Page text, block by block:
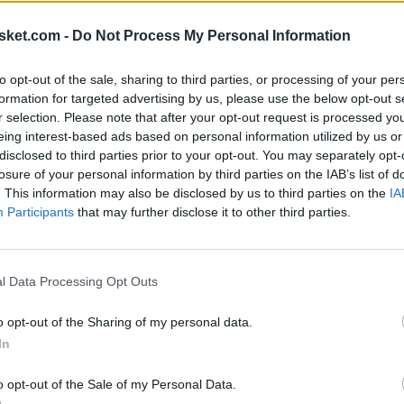
- Do Not Process My Personal Information
opt-out of the sale, sharing to third parties, or processing of your
for targeted advertising by us, please use the below opt-out
selection. Please note that after your opt-out request is processed
interest-based ads based on personal information utilized by us
to third parties prior to your opt-out. You may separately
of your personal information by third parties on the IAB’s list of
This information may also be disclosed by us to third parties on the
Participants that may further disclose it to other third parties.
Data Processing Opt Outs
opt-out of the Sharing of my personal data.
opt-out of the Sale of my Personal Data.
Sueño con vivir la experiencia de jugar las
.